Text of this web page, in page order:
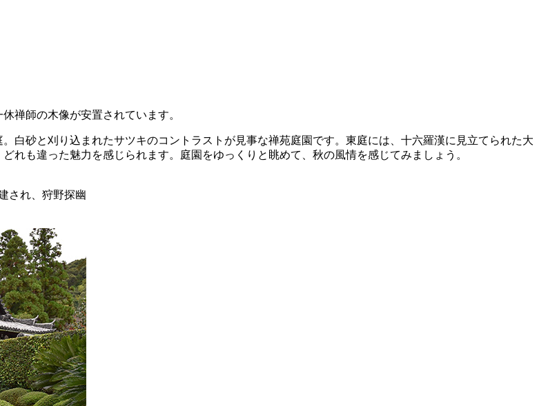
禅師の木像が安置されています。
白砂と刈り込まれたサツキのコントラストが見事な禅苑庭園です。東庭には、十六羅漢に見立てられた大
れも違った魅力を感じられます。庭園をゆっくりと眺めて、秋の風情を感じてみましょう。
され、狩野探幽